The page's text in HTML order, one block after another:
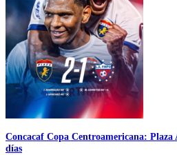
Concacaf Copa Centroamericana:
días